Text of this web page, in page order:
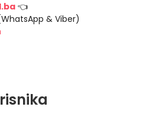
👈
& Viber)